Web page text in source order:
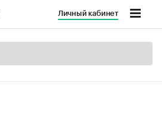
Личный кабинет